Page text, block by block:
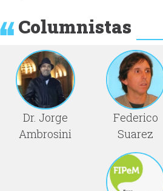
Columnistas
Dr. Jorge
Ambrosini
Federico
Suarez